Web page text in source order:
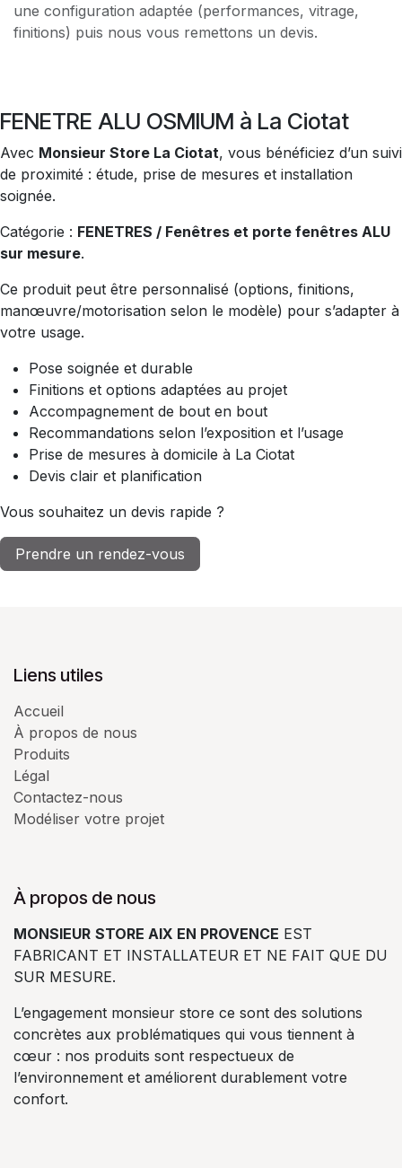
une configuration adaptée (performances, vitrage,
finitions) puis nous vous remettons un devis.
FENETRE ALU OSMIUM à La Ciotat
Avec Monsieur Store La Ciotat, vous bénéficiez d’un suivi
de proximité : étude, prise de mesures et installation
soignée.
Catégorie : FENETRES / Fenêtres et porte fenêtres ALU
sur mesure.
Ce produit peut être personnalisé (options, finitions,
manœuvre/motorisation selon le modèle) pour s’adapter à
votre usage.
Pose soignée et durable
Finitions et options adaptées au projet
Accompagnement de bout en bout
Recommandations selon l’exposition et l’usage
Prise de mesures à domicile à La Ciotat
Devis clair et planification
Vous souhaitez un devis rapide ?
Prendre un rendez-vous
Liens utiles
Accueil
À propos de nous
Produits
Légal
Contactez-nous
Modéliser votre projet
À propos de nous
MONSIEUR STORE AIX EN PROVENCE EST
FABRICANT ET INSTALLATEUR ET NE FAIT QUE DU
SUR MESURE.
L’engagement monsieur store ce sont des solutions
concrètes aux problématiques qui vous tiennent à
cœur : nos produits sont respectueux de
l’environnement et améliorent durablement votre
confort.